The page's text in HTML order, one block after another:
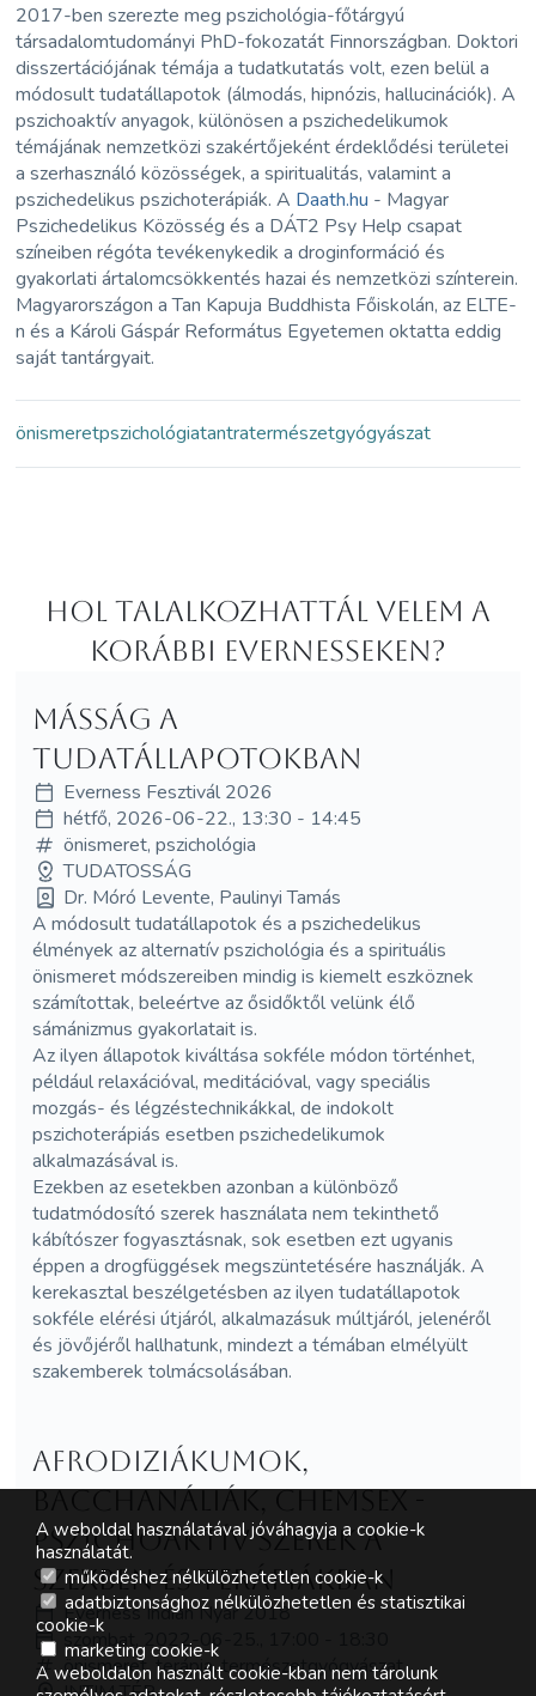
2017-ben szerezte meg pszichológia-főtárgyú
társadalomtudományi PhD-fokozatát Finnországban. Doktori
disszertációjának témája a tudatkutatás volt, ezen belül a
módosult tudatállapotok (álmodás, hipnózis, hallucinációk). A
pszichoaktív anyagok, különösen a pszichedelikumok
témájának nemzetközi szakértőjeként érdeklődési területei
a szerhasználó közösségek, a spiritualitás, valamint a
pszichedelikus pszichoterápiák. A Daath.hu - Magyar
Pszichedelikus Közösség és a DÁT2 Psy Help csapat
színeiben régóta tevékenykedik a droginformáció és
gyakorlati ártalomcsökkentés hazai és nemzetközi színterein.
Magyarországon a Tan Kapuja Buddhista Főiskolán, az ELTE-
n és a Károli Gáspár Református Egyetemen oktatta eddig
saját tantárgyait.
önismeretpszichológiatantratermészetgyógyászat
Hol Talalkozhattál velem a
korábbi Evernesseken?
Másság a
tudatállapotokban
Everness Fesztivál 2026
hétfő, 2026-06-22., 13:30 - 14:45
önismeret, pszichológia
TUDATOSSÁG
Dr. Móró Levente, Paulinyi Tamás
A módosult tudatállapotok és a pszichedelikus
élmények az alternatív pszichológia és a spirituális
önismeret módszereiben mindig is kiemelt eszköznek
számítottak, beleértve az ősidőktől velünk élő
sámánizmus gyakorlatait is.
Az ilyen állapotok kiváltása sokféle módon történhet,
például relaxációval, meditációval, vagy speciális
mozgás- és légzéstechnikákkal, de indokolt
pszichoterápiás esetben pszichedelikumok
alkalmazásával is.
Ezekben az esetekben azonban a különböző
tudatmódosító szerek használata nem tekinthető
kábítószer fogyasztásnak, sok esetben ezt ugyanis
éppen a drogfüggések megszüntetésére használják. A
kerekasztal beszélgetésben az ilyen tudatállapotok
sokféle elérési útjáról, alkalmazásuk múltjáról, jelenéről
és jövőjéről hallhatunk, mindezt a témában elmélyült
szakemberek tolmácsolásában.
Afrodiziákumok,
pszichoaktív szerek a
szexben és terápiákban
Everness Indián Nyár 2018
szombat, 2022-06-25., 17:00 - 18:30
önismeret, terápia, természetgyógyászat
A weboldal használatával jóváhagyja a cookie-k
használatát.
működéshez nélkülözhetetlen cookie-k
adatbiztonsághoz nélkülözhetetlen és statisztikai
cookie-k
marketing cookie-k
A weboldalon használt cookie-kban nem tárolunk